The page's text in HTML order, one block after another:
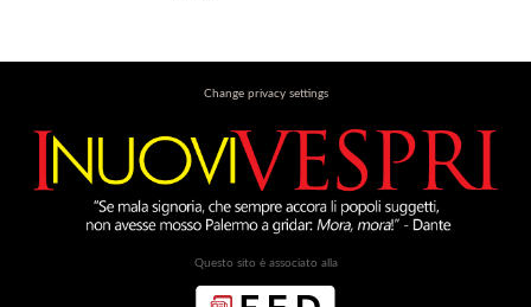
Change privacy settings
Questo sito è associato alla